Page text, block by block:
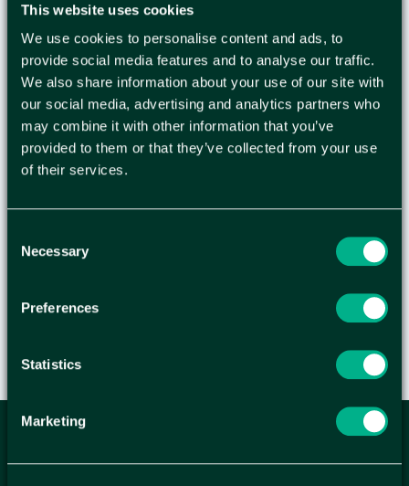
This website uses cookies
We use cookies to personalise content and ads, to
provide social media features and to analyse our traffic.
We also share information about your use of our site with
our social media, advertising and analytics partners who
may combine it with other information that you’ve
provided to them or that they’ve collected from your use
of their services.
Selection
Necessary
Preferences
Statistics
Marketing
Wellådor i olika konstruktioner och kvaliteter.
Samma användningsområde som papptuber,
men fyrkantiga för lägre lager- och
transportkostnad. Måtten anges i innermått
mm, längd x bredd x höjd.Produktfördelar:
Enkelt att använda.
Låg lager och transportkostnad då de levereras
platta.
Användning:
•Skyddande emballage för affischer, foldrar,
ritningar och reklamtryck.